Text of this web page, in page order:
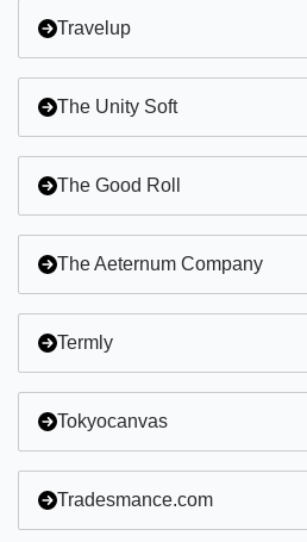
Travelup
The Unity Soft
The Good Roll
The Aeternum Company
Termly
Tokyocanvas
Tradesmance.com